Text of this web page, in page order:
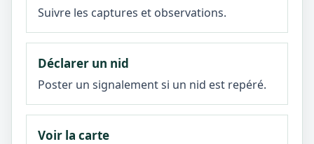
Suivre les captures et observations.
Déclarer un nid
Poster un signalement si un nid est repéré.
Voir la carte